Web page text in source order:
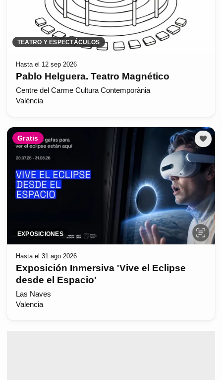
TEATRO Y ESPECTÁCULOS
Hasta el 12 sep 2026
Pablo Helguera. Teatro Magnético
Centre del Carme Cultura Contemporània
València
Gratis
EXPOSICIONES
Hasta el 31 ago 2026
Exposición Inmersiva 'Vive el Eclipse
desde el Espacio'
Las Naves
Valencia